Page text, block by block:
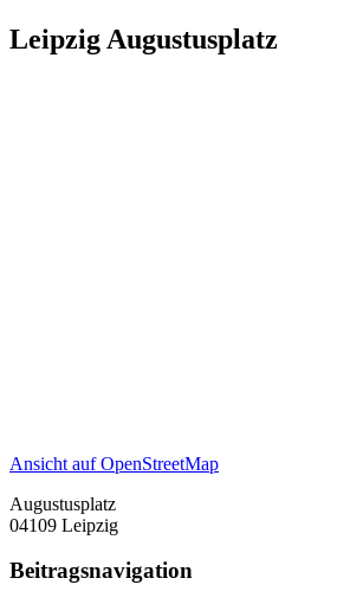
Leipzig Augustusplatz
Ansicht auf OpenStreetMap
Augustusplatz
04109 Leipzig
Beitragsnavigation